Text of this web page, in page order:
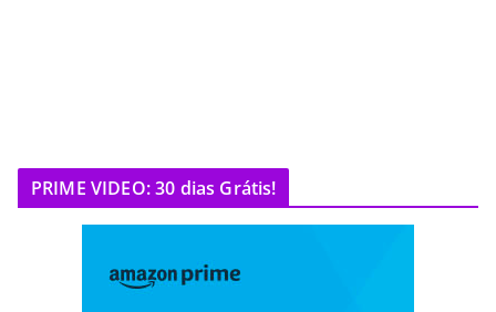
PRIME VIDEO: 30 dias Grátis!